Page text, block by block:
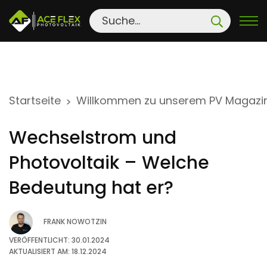
Startseite > Willkommen zu unserem PV
Wechselstrom und
Photovoltaik – Welche
Bedeutung hat er?
FRANK NOWOTZIN
VERÖFFENTLICHT: 30.01.2024
AKTUALISIERT AM: 18.12.2024